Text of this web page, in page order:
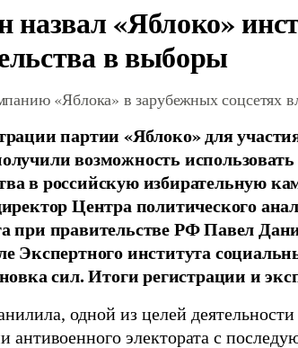
назвал «Яблоко»
в выборы
«Яблока» в зарубежных соцсетях
партии «Яблоко» для
возможность
в российскую избирательную
Центра политического
при правительстве РФ Павел
Экспертного института
сил. Итоги регистрации и
одной из целей
антивоенного электората с